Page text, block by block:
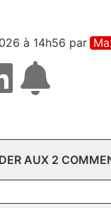
à 14h56 par
AUX 2